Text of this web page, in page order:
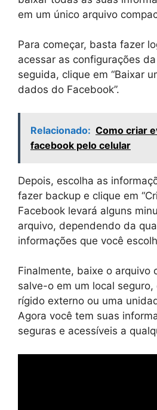
em um único arquivo
Para começar, basta fazer
acessar as configurações
seguida, clique em “Baixar
dados do Facebook”.
Relacionado: Como criar
facebook pelo celular
Depois, escolha as
fazer backup e clique em
Facebook levará alguns
arquivo, dependendo da
informações que você
Finalmente, baixe o arquivo
salve-o em um local
rígido externo ou uma
Agora você tem suas
seguras e acessíveis a